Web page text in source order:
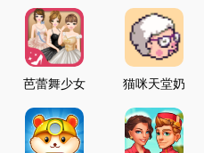
个属于自己的角色，这个角色有
进行，玩家将逐渐了解到这个世
梦想的道路。在这个过
芭蕾舞少女
出
猫咪天堂奶